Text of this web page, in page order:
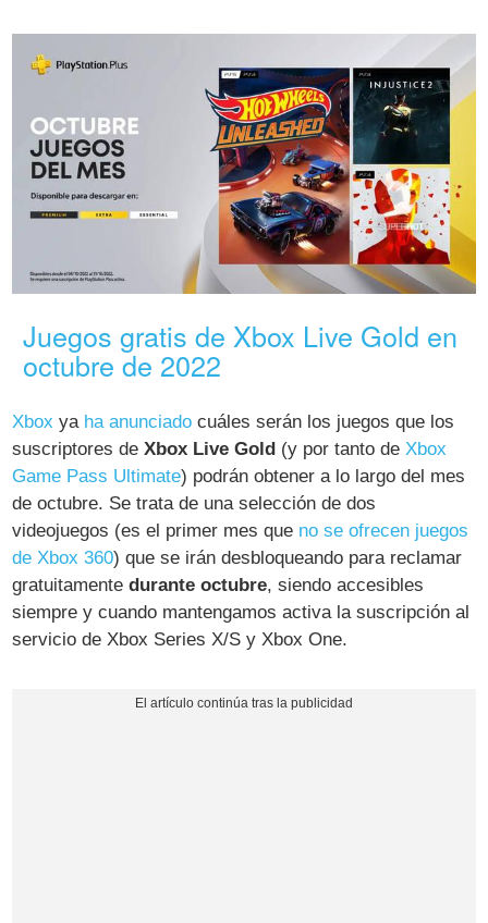
Juegos gratis de Xbox Live Gold en
octubre de 2022
Xbox ya ha anunciado cuáles serán los juegos que los
suscriptores deXbox Live Gold (y por tanto de Xbox
Game Pass Ultimate) podrán obtener a lo largo del mes
de octubre. Se trata de una selección de dos
videojuegos (es el primer mes que no se ofrecen juegos
de Xbox 360) que se irán desbloqueando para reclamar
gratuitamentedurante octubre, siendo accesibles
siempre y cuando mantengamos activa la suscripción al
servicio de Xbox Series X/S y Xbox One.